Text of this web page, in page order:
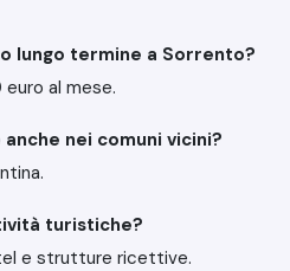
lungo termine a Sorrento?
al mese.
nei comuni vicini?
turistiche?
e strutture ricettive.